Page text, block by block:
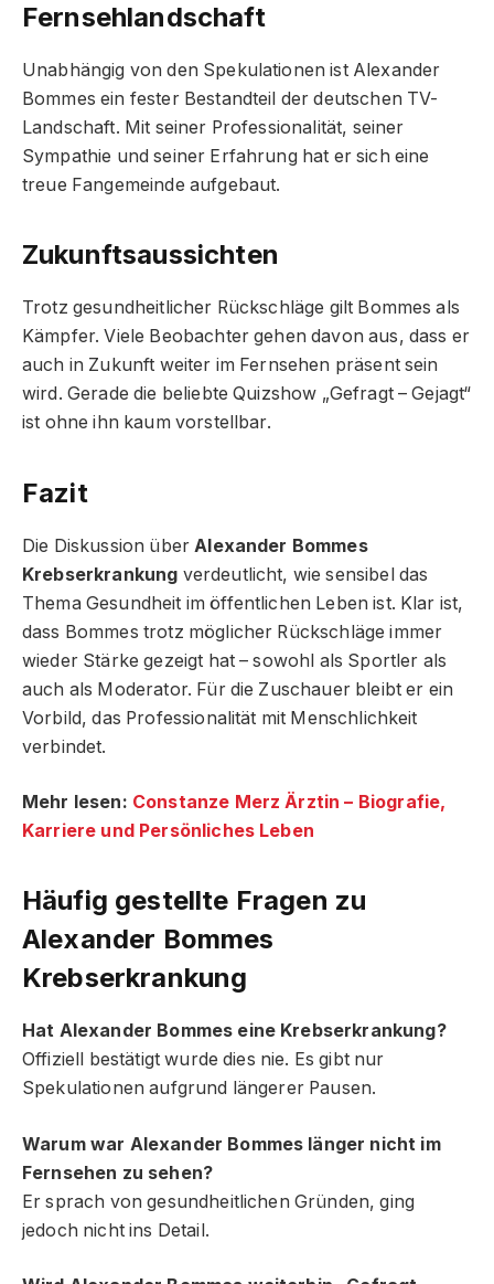
Fernsehlandschaft
Unabhängig von den Spekulationen ist Alexander
Bommes ein fester Bestandteil der deutschen TV-
Landschaft. Mit seiner Professionalität, seiner
Sympathie und seiner Erfahrung hat er sich eine
treue Fangemeinde aufgebaut.
Zukunftsaussichten
Trotz gesundheitlicher Rückschläge gilt Bommes als
Kämpfer. Viele Beobachter gehen davon aus, dass er
auch in Zukunft weiter im Fernsehen präsent sein
wird. Gerade die beliebte Quizshow „Gefragt – Gejagt“
ist ohne ihn kaum vorstellbar.
Fazit
Die Diskussion über Alexander Bommes
Krebserkrankung verdeutlicht, wie sensibel das
Thema Gesundheit im öffentlichen Leben ist. Klar ist,
dass Bommes trotz möglicher Rückschläge immer
wieder Stärke gezeigt hat – sowohl als Sportler als
auch als Moderator. Für die Zuschauer bleibt er ein
Vorbild, das Professionalität mit Menschlichkeit
verbindet.
Mehr lesen: Constanze Merz Ärztin – Biografie,
Karriere und Persönliches Leben
Häufig gestellte Fragen zu
Alexander Bommes
Krebserkrankung
Hat Alexander Bommes eine Krebserkrankung?
Offiziell bestätigt wurde dies nie. Es gibt nur
Spekulationen aufgrund längerer Pausen.
Warum war Alexander Bommes länger nicht im
Fernsehen zu sehen?
Er sprach von gesundheitlichen Gründen, ging
jedoch nicht ins Detail.